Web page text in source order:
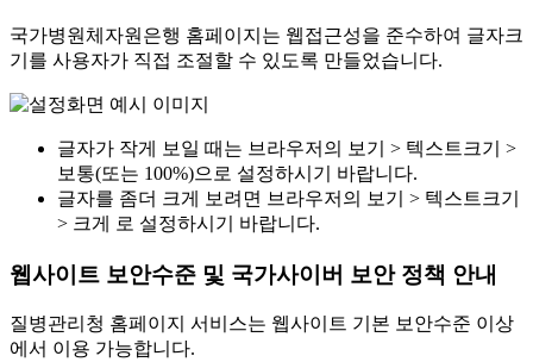
국가병원체자원은행 홈페이지는 웹접근성을 준수하여 글자크
기를 사용자가 직접 조절할 수 있도록 만들었습니다.
글자가 작게 보일 때는 브라우저의 보기 > 텍스트크기 >
보통(또는 100%)으로 설정하시기 바랍니다.
글자를 좀더 크게 보려면 브라우저의 보기 > 텍스트크기
> 크게 로 설정하시기 바랍니다.
웹사이트 보안수준 및 국가사이버 보안 정책 안내
질병관리청 홈페이지 서비스는 웹사이트 기본 보안수준 이상
에서 이용 가능합니다.